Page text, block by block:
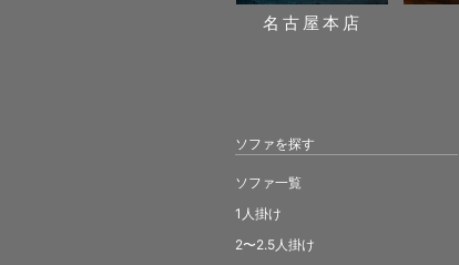
名古屋本店
ソファを探す
ソファ一覧
1人掛け
2〜2.5人掛け